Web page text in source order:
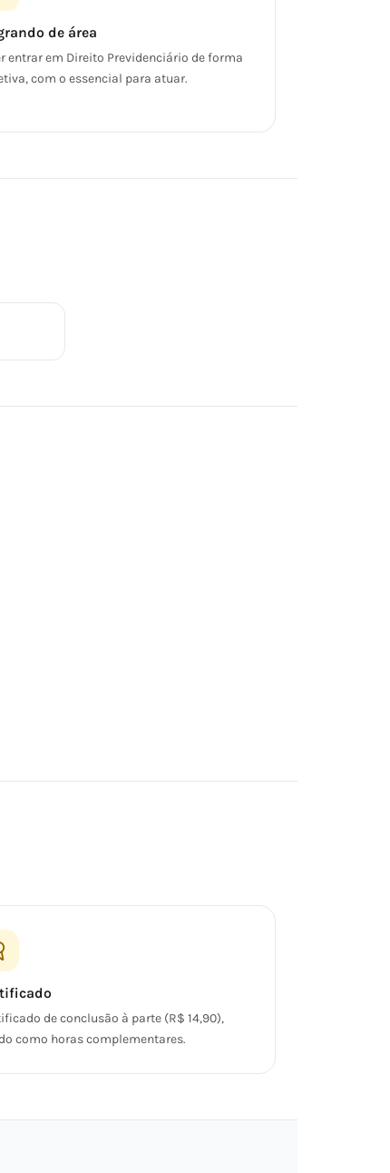
de área
entrar em Direito Previdenciário de forma
com o essencial para atuar.
de conclusão à parte (R$ 14,90),
como horas complementares.